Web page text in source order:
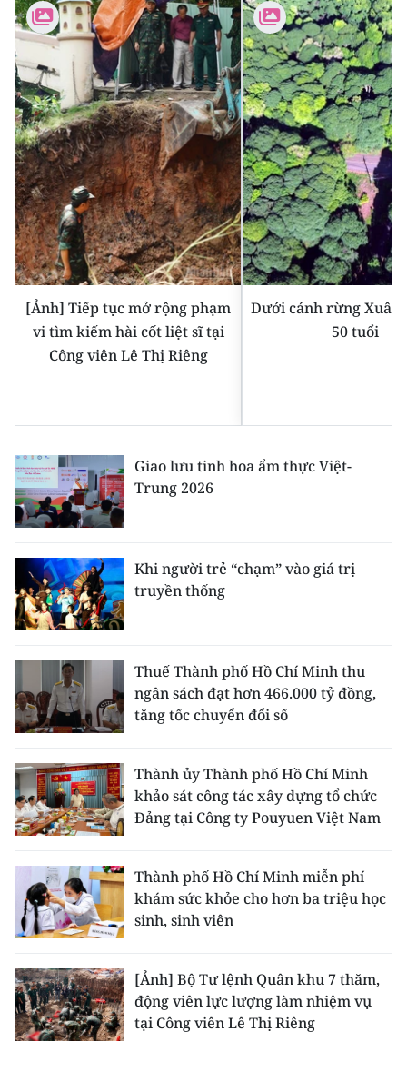
ENGLISH
中文
FRANÇAIS
РУССКИЙ
ESPAÑOL
한국어
[Ảnh] Tiếp tục mở rộng phạm
vi tìm kiếm hài cốt liệt sĩ tại
Công viên Lê Thị Riêng
Dưới cánh rừng Xuân
50 tuổi
Giao lưu tinh hoa ẩm thực Việt-
Trung 2026
Khi người trẻ “chạm” vào giá trị
truyền thống
Thuế Thành phố Hồ Chí Minh thu
ngân sách đạt hơn 466.000 tỷ đồng,
tăng tốc chuyển đổi số
Thành ủy Thành phố Hồ Chí Minh
khảo sát công tác xây dựng tổ chức
Đảng tại Công ty Pouyuen Việt Nam
Thành phố Hồ Chí Minh miễn phí
khám sức khỏe cho hơn ba triệu học
sinh, sinh viên
[Ảnh] Bộ Tư lệnh Quân khu 7 thăm,
động viên lực lượng làm nhiệm vụ
tại Công viên Lê Thị Riêng